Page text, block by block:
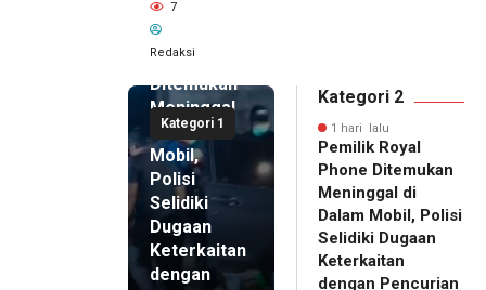
7
Redaksi
Kategori 1
Pemilik
Royal
Phone
Ditemukan
Meninggal
di Dalam
Mobil,
Polisi
Selidiki
Dugaan
Keterkaitan
dengan
Kategori 2
1 hari lalu
Pemilik Royal
Phone Ditemukan
Meninggal di
Dalam Mobil, Polisi
Selidiki Dugaan
Keterkaitan
dengan Pencurian